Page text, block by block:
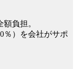
負担。
％）を会社がサポ